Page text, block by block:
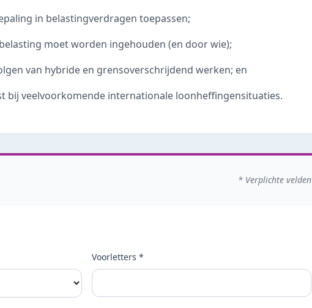
in belastingverdragen toepassen;
moet worden ingehouden (en door wie);
van hybride en grensoverschrijdend werken; en
bij veelvoorkomende internationale loonheffingensituaties.
* Verplichte velden
Voorletters *